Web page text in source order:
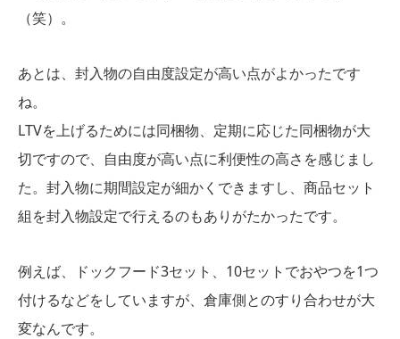
（笑）。
あとは、封入物の自由度設定が高い点がよかったです
ね。
LTVを上げるためには同梱物、定期に応じた同梱物が大
切ですので、自由度が高い点に利便性の高さを感じまし
た。封入物に期間設定が細かくできますし、商品セット
組を封入物設定で行えるのもありがたかったです。
例えば、ドックフード3セット、10セットでおやつを1つ
付けるなどをしていますが、倉庫側とのすり合わせが大
変なんです。